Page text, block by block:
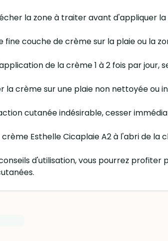
la zone à traiter avant d'appliquer
fine couche de crème sur la plaie ou la
de la crème 1 à 2 fois par jour,
la crème sur une plaie non nettoyée ou
cutanée indésirable, cesser
Esthelle Cicaplaie A2 à l'abri de
d'utilisation, vous pourrez